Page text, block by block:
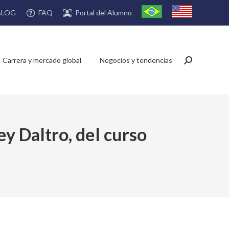
FAQ Portal del Alumno
Carrera y mercado global Negocios y tendencias Buscar:
Daltro, del curso